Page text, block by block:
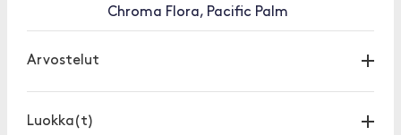
Chroma Flora, Pacific Palm
Arvostelut
Luokka(t)